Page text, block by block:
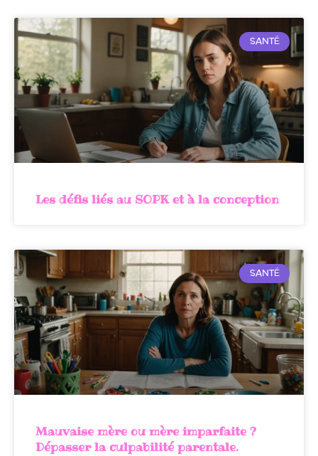
SANTÉ
Les défis liés au SOPK et à la conception
SANTÉ
Mauvaise mère ou mère imparfaite ?
Dépasser la culpabilité parentale.